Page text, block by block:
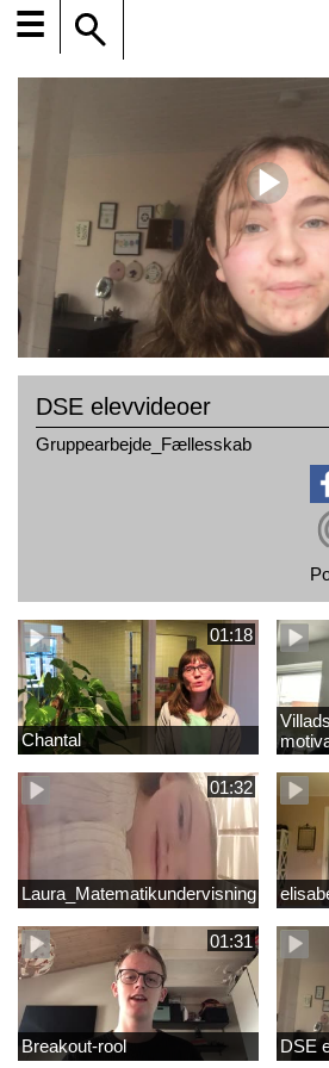
☰
DSE elevvideoer
Gruppearbejde_Fællesskab
01:18
Chantal
01:32
Laura_Matematikundervisning
01:31
Breakout-rool DSE